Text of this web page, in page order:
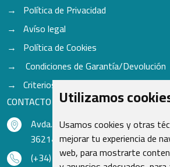
Utilizamos
Usamos cookies y otras
mejorar tu experiencia de
web, para mostrarte
Política de Privacidad
Avíso legal
Política de Cookies
Condiciones de Garantía/Devolución
Criterios para aceptación de Cascos
CONTACTO
Avda. do Freixo - Sardoma, 13
36214 Vigo - Pontevedra - España
(+34) 986 48 16 33